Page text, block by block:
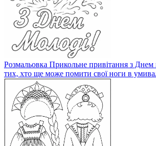
Розмальовка Прикольне привітання з Днем
тих, хто ще може помити свої ноги в